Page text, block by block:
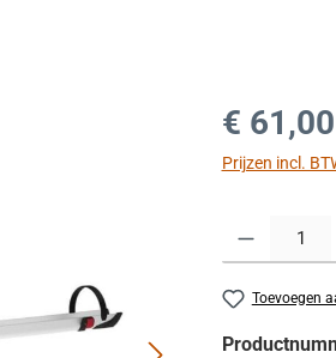
Normale
€ 61,00
Prijzen incl.
Toevoegen